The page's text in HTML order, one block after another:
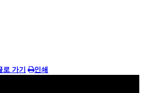
로 가기 인쇄